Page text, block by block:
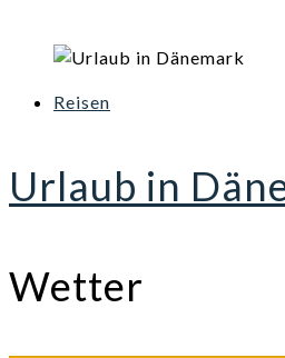
Reisen
Urlaub in
Wetter